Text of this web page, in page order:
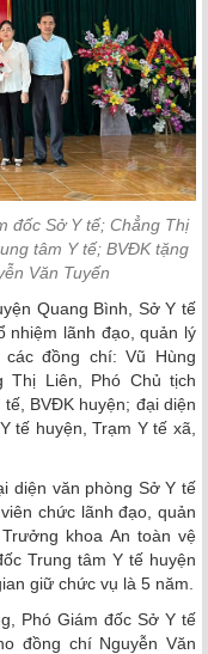
đốc Sở Y tế; Chẳng Thị
tâm Y tế; BVĐK tặng
Văn Tuyến
Quang Bình, Sở Y tế
nhiệm lãnh đạo, quản lý
đồng chí: Vũ Hùng
Thị Liên, Phó Chủ tịch
BVĐK huyện; đại diện
tế huyện, Trạm Y tế xã,
diện văn phòng Sở Y tế
chức lãnh đạo, quản
khoa An toàn vệ
Trung tâm Y tế huyện
giữ chức vụ là 5 năm.
Phó Giám đốc Sở Y tế
đồng chí Nguyễn Văn